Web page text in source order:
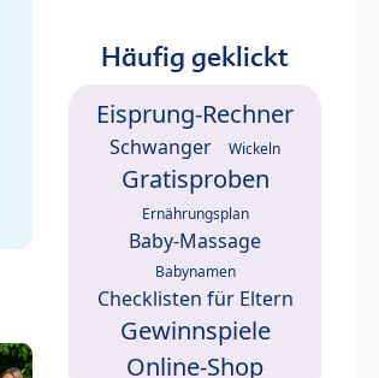
Häufig geklickt
Eisprung-Rechner
Schwanger Wickeln
Gratisproben
Ernährungsplan
Baby-Massage
Babynamen
Checklisten für Eltern
Gewinnspiele
Online-Shop